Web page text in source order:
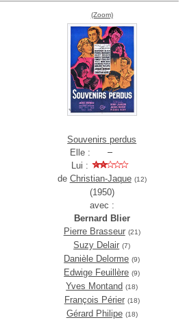
(Zoom)
Souvenirs perdus
Elle :
Lui :
de Christian-Jaque (12)
(1950)
avec :
Bernard Blier
Pierre Brasseur (21)
Suzy Delair (7)
Danièle Delorme (9)
Edwige Feuillère (9)
Yves Montand (18)
François Périer (18)
Gérard Philipe (18)